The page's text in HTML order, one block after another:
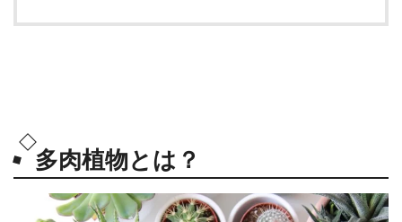
多肉植物とは？